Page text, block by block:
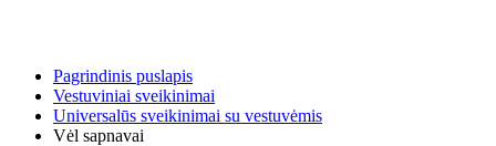
Pagrindinis puslapis
Vestuviniai sveikinimai
Universalūs sveikinimai su vestuvėmis
Vėl sapnavai